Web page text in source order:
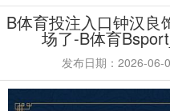
B体育投注入口钟汉良
场了-B体育
发布日期：2026-